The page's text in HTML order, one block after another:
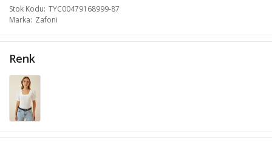
Stok Kodu TYC00479168999-87
Marka Zafoni
Renk